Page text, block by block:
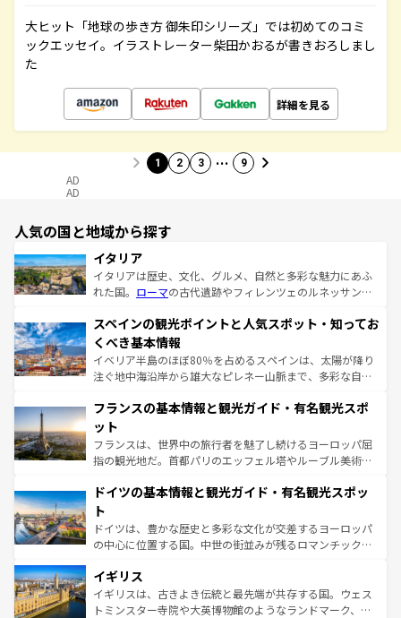
大ヒット「地球の歩き方 御朱印シリーズ」では初めてのコミ
ックエッセイ。イラストレーター柴田かおるが書きおろしまし
た
詳細を見る
1 2 3 … 9
AD
AD
人気の国と地域から探す
イタリア
イタリアは歴史、文化、グルメ、自然と多彩な魅力にあふ
れた国。 ローマの古代遺跡やフィレンツェのルネッサンス
ろん、トスカーナの美しい田園風景やアマルフィ海岸の絶
景など、自然景観も見逃せない。観光の合間には、本場の
ピザやパスタなど、絶品のイタリア料理を堪能することも
できる。朝目覚めてから夜眠るまで、すべての瞬間を楽し
なお、新着のイタリア情報はコンテンツ一覧を参照してほ
しい。
スペインの観光ポイントと人気スポット・知ってお
くべき基本情報
イベリア半島のほぼ80％を占めるスペインは、太陽が降り
注ぐ地中海沿岸から雄大なピレネー山脈まで、多彩な自然
文化が根付くこの国では、情熱的なフラメンコ、熱気あふ
れる闘牛、そして美味しいタパスが生活の一部となってい
る。首都マドリードの洗練された雰囲気や、バルセロナの
アートに溢れた街角から、地方では古代ローマ遺跡や中世
せる。地方によって風土や気候が異なるスペインはその個
ンテンツ一覧 を参照してほしい。
フランスの基本情報と観光ガイド・有名観光スポ
ット
フランスは、世界中の旅行者を魅了し続けるヨーロッパ屈
指の観光地だ。首都パリのエッフェル塔やルーブル美術館
で、幅広い魅力が詰まっている。華麗な宮殿、歴史的な大
聖堂、美しいビーチ、そして豊かな自然が、訪れる者を心
から魅了する。また、フランスは美食の国としても知ら
れ、フランス料理はユネスコ無形文化遺産にも登録されて
香り高いラベンダー畑など、多彩な楽しみ方が可能だ。さ
らに、パリ以外の地域にも魅力が溢れており、どの街角に
も豊かな歴史と文化が息づいている。パリ以外の個性あふ
ドイツの基本情報と観光ガイド・有名観光スポッ
ト
ドイツは、豊かな歴史と多彩な文化が交差するヨーロッパ
の中心に位置する国。中世の街並みが残るロマンチック街
顔を持つこの国は、どこを歩いても飽きることがない。ベ
ルリンの文化的活気、バイエルン州のアルプスの絶景、そ
してライン川沿いのワイン畑といった風景は必見。ビール
イギリス
イギリスは、古きよき伝統と最先端が共存する国。ウェス
トミンスター寺院や大英博物館のようなランドマーク、歴